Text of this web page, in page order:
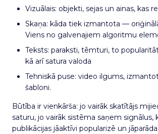
Vizuālais: objekti, sejas un ainas, kas
Skaņa: kāda tiek izmantota —
Viens no galvenajiem algoritmu
Teksts: paraksti, tēmturi, to
kā arī satura valoda
Tehniskā puse: video ilgums,
šabloni.
Būtība ir vienkārša: jo vairāk skatītājs
saturu, jo vairāk sistēma saņem signālus,
publikācijas jāaktīvi popularizē un